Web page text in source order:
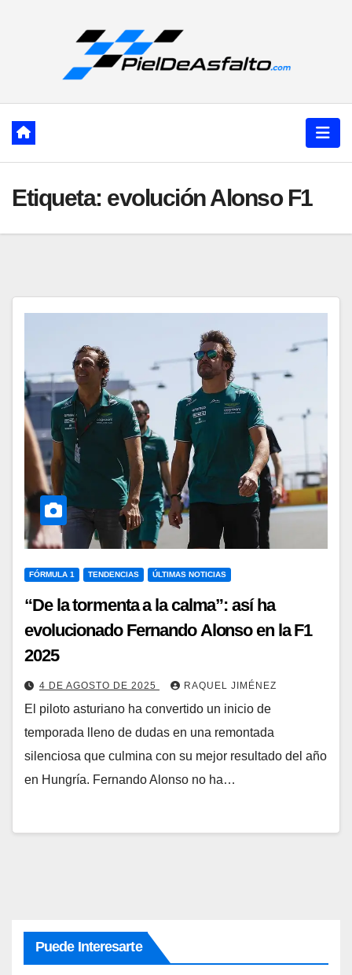
Etiqueta: evolución Alonso F1
FÓRMULA 1 TENDENCIAS ÚLTIMAS NOTICIAS
“De la tormenta a la calma”: así ha
evolucionado Fernando Alonso en la F1
2025
4 DE AGOSTO DE 2025 RAQUEL JIMÉNEZ
El piloto asturiano ha convertido un inicio de
temporada lleno de dudas en una remontada
silenciosa que culmina con su mejor resultado del año
en Hungría. Fernando Alonso no ha…
Puede Interesarte